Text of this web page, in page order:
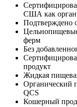
США как
Подтверждено
ферм
Без
продукт
Жидкая
Органический
QCS
Кошерный